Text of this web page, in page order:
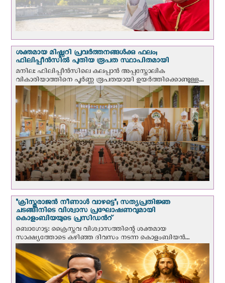
ശക്തമായ മിഷ്ണറി പ്രവർത്തനങ്ങൾക്കു ഫലം;
ഫിലിപ്പീൻസിൽ പുതിയ രൂപത സ്ഥാപിതമായി
മനില: ഫിലിപ്പീൻസിലെ കലപ്പാൻ അപ്പസ്തോലിക
വികാരിയാത്തിനെ പൂർണ്ണ രൂപതയായി ഉയർത്തിക്കൊണ്ടുള്ള...
"ക്രിസ്തുരാജന്‍ നീണാള്‍ വാഴട്ടെ"; സത്യപ്രതിജ്ഞ
ചടങ്ങിനിടെ വിശ്വാസ പ്രഘോഷണവുമായി
കൊളംബിയയുടെ പ്രസിഡന്‍റ്
ബൊഗോട്ട: ക്രൈസ്തവ വിശ്വാസത്തിന്റെ ശക്തമായ
സാക്ഷ്യത്തോടെ കഴിഞ്ഞ ദിവസം നടന്ന കൊളംബിയന്‍...